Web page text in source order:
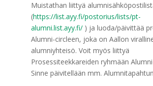
Muistathan liittyä
(https://list.ayy.fi/postorius/lists/pt-
alumni.list.ayy.fi/) ja luoda/päivittää
Alumni-circleen, joka on Aallon
alumniyhteisö. Voit myös liittyä
Prosessiteekkareiden ryhmään
Sinne päivitellään mm.